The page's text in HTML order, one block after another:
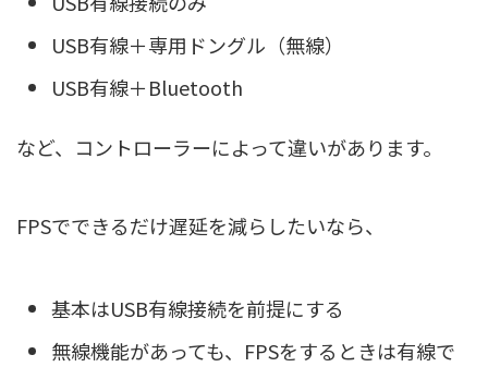
USB有線＋専用ドングル（無線）
USB有線＋Bluetooth
など、コントローラーによって違いがあります。
FPSでできるだけ遅延を減らしたいなら、
基本はUSB有線接続を前提にする
無線機能があっても、FPSをするときは有線で